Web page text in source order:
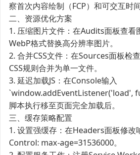
察首次内容绘制（FCP）和可交互时
二、资源优化方案
1. 压缩图片文件：在Audits面板查
WebP格式替换高分辨率图片。
2. 合并CSS文件：在Sources面板检
CSS规则合并为单一文件。
3. 延迟加载JS：在Console输入
`window.addEventListener('load',
脚本执行移至页面完全加载后。
三、缓存策略配置
1. 设置强缓存：在Headers面板修
Control: max-age=31536000。